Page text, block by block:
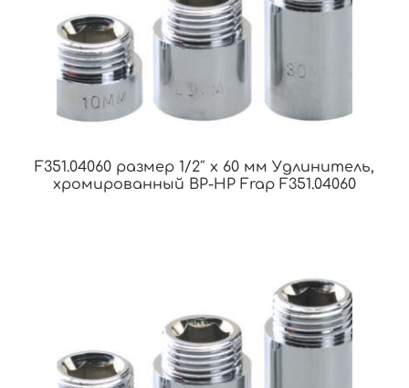
F351.04060 размер 1/2″ x 60 мм Удлинитель,
хромированный ВР-НР Frap F351.04060